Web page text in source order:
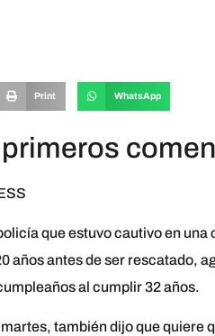
Print WhatsApp
que estuvo cautivo en
años antes de ser rescatado,
al cumplir 32 años.
también dijo que quiere